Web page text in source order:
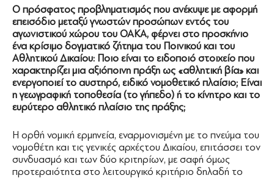
Ο πρόσφατος προβληματισμός που ανέκυψε με αφορμή
επεισόδιο μεταξύ γνωστών προσώπων εντός του
αγωνιστικού χώρου του ΟΑΚΑ, φέρνει στο προσκήνιο
ένα κρίσιμο δογματικό ζήτημα του Ποινικού και του
Αθλητικού Δικαίου: Ποιο είναι το ειδοποιό στοιχείο που
χαρακτηρίζει μια αξιόποινη πράξη ως «αθλητική βία» και
ενεργοποιεί το αυστηρό, ειδικό νομοθετικό πλαίσιο; Είναι
η γεωγραφική τοποθεσία (το γήπεδο) ή το κίνητρο και το
ευρύτερο αθλητικό πλαίσιο της πράξης;
Η ορθή νομική ερμηνεία, εναρμονισμένη με το πνεύμα του
νομοθέτη και τις γενικές αρχέςτου Δικαίου, επιτάσσει τον
συνδυασμό και των δύο κριτηρίων, με σαφή όμως
προτεραιότητα στο λειτουργικό κριτήριο δηλαδή το